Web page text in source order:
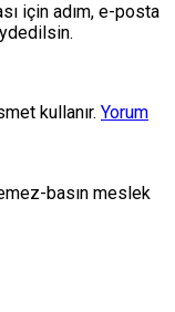
için adım, e-posta
kullanır. Yorum
basın meslek